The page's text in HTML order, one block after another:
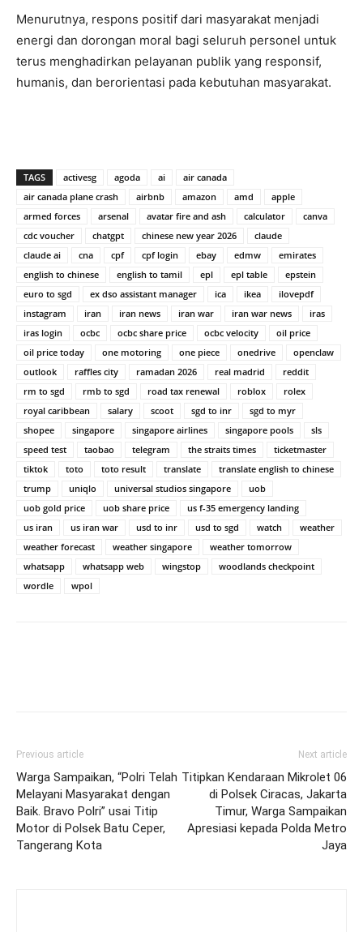
Menurutnya, respons positif dari masyarakat menjadi
energi dan dorongan moral bagi seluruh personel untuk
terus menghadirkan pelayanan publik yang responsif,
humanis, dan berorientasi pada kebutuhan masyarakat.
TAGS activesg agoda ai
air canada
air canada plane crash
airbnb amazon amd
apple
armed forces
arsenal avatar fire and ash calculator
canva
cdc voucher
chatgpt chinese new year 2026
claude
claude ai
cna cpf cpf login ebay edmw
emirates
english to chinese
english to tamil epl epl table
epstein
euro to sgd
ex dso assistant manager ica ikea
ilovepdf
instagram
iran iran news iran war iran war news
iras
iras login
ocbc ocbc share price ocbc velocity
oil price
oil price today
one motoring one piece onedrive
openclaw
outlook
raffles city ramadan 2026 real madrid
reddit
rm to sgd
rmb to sgd road tax renewal roblox
rolex
royal caribbean
salary scoot sgd to inr
sgd to myr
shopee
singapore singapore airlines singapore pools
sls
speed test
taobao telegram the straits times
ticketmaster
tiktok
toto toto result translate
translate english to chinese
trump
uniqlo universal studios singapore
uob
uob gold price
uob share price
us f-35 emergency landing
us iran
us iran war usd to inr usd to sgd watch
weather
weather forecast
weather singapore
weather tomorrow
whatsapp
whatsapp web wingstop
woodlands checkpoint
wordle
wpol
Previous article
Warga Sampaikan, “Polri Telah
Melayani Masyarakat dengan
Baik. Bravo Polri” usai Titip
Motor di Polsek Batu Ceper,
Tangerang Kota
Next article
Titipkan Kendaraan Mikrolet 06
di Polsek Ciracas, Jakarta
Timur, Warga Sampaikan
Apresiasi kepada Polda Metro
Jaya